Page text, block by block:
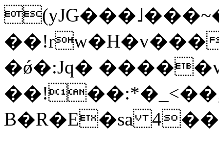
��!rw�H�v���
�ǿ�:Jq�
B�R�E�sa